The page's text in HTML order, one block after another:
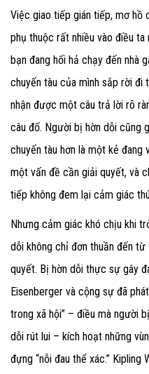
Việc giao tiếp gián tiếp, mơ hồ
phụ thuộc rất nhiều vào điều
bạn đang hối hả chạy đến nhà
chuyến tàu của mình sắp rời đi
nhận được một câu trả lời rõ
câu đố. Người bị hờn dỗi cũng
chuyến tàu hơn là một kẻ đang
một vấn đề cần giải quyết, và
tiếp không đem lại cảm giác
Nhưng cảm giác khó chịu khi
dỗi không chỉ đơn thuần đến
quyết. Bị hờn dỗi thực sự gây
Eisenberger và cộng sự đã
trong xã hội” – điều mà người
dỗi rút lui – kích hoạt những
đựng “nỗi đau thể xác.”